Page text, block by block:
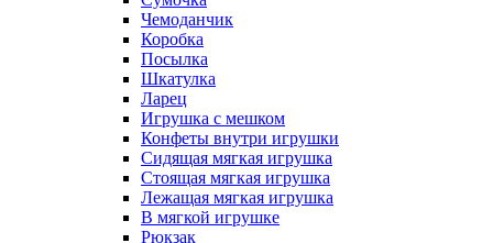
Чемоданчик
Коробка
Посылка
Шкатулка
Ларец
Игрушка с мешком
Конфеты внутри игрушки
Сидящая мягкая игрушка
Стоящая мягкая игрушка
Лежащая мягкая игрушка
В мягкой игрушке
Рюкзак